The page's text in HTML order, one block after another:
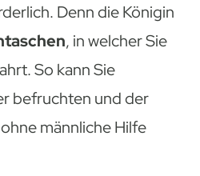
Denn die Königin
, in welcher Sie
So kann Sie
befruchten und der
männliche Hilfe